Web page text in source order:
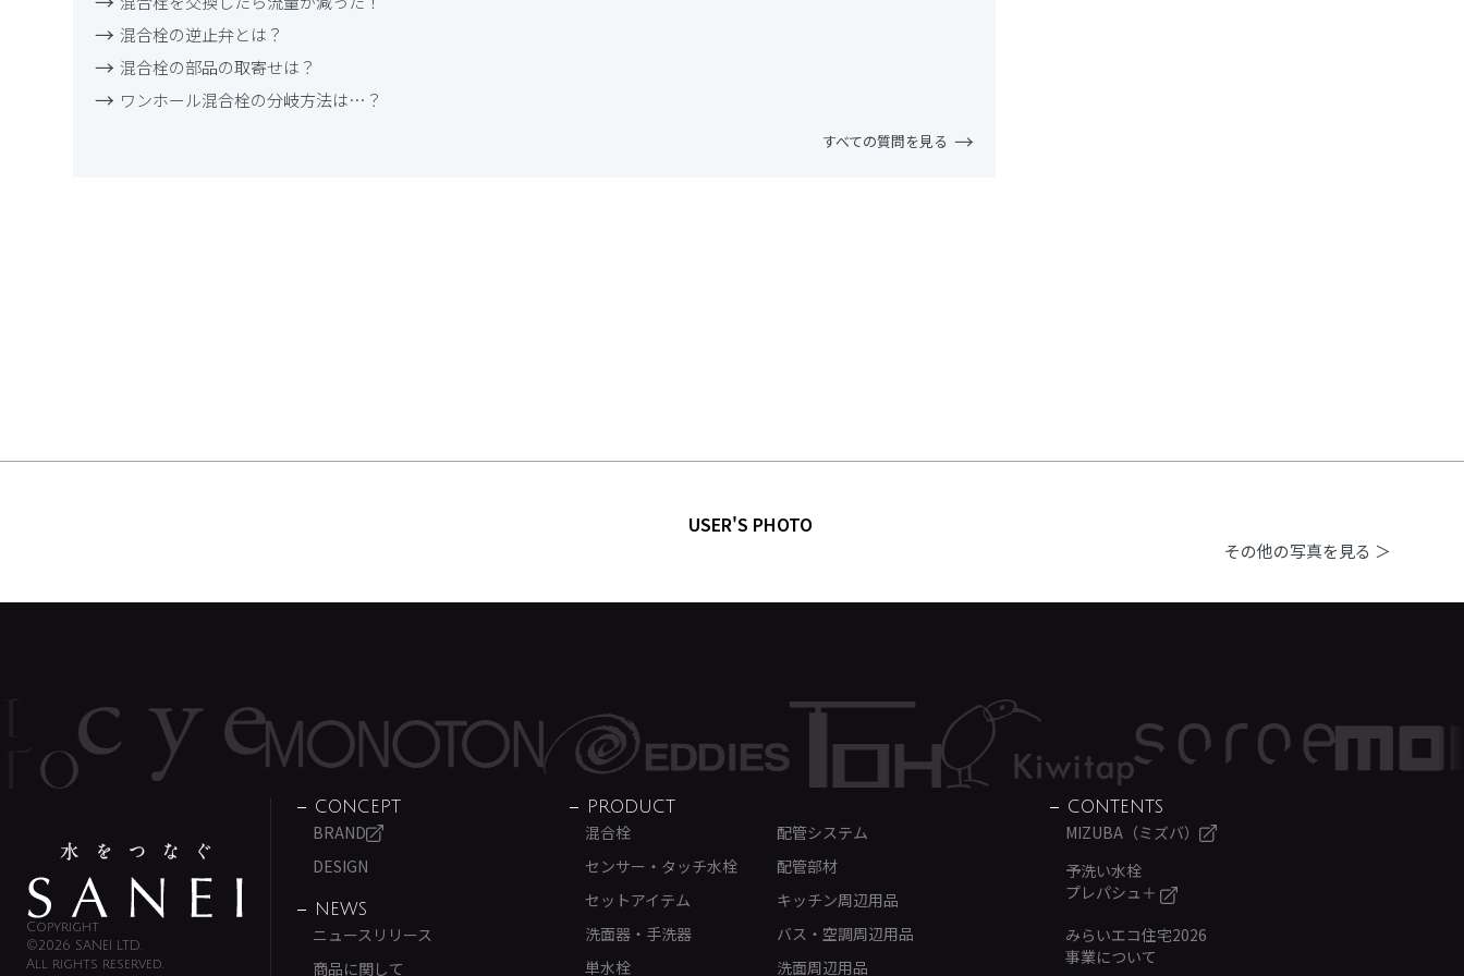
混合栓の逆止弁とは？
混合栓の部品の取寄せは？
ワンホール混合栓の分岐方法は…？
すべての質問を見る
USER'S PHOTO
その他の写真を見る ＞
Copyright
©2026 SANEI LTD.
All rights reserved.
CONCEPT
BRAND
DESIGN
NEWS
ニュースリリース
商品に関して
PRODUCT
混合栓
センサー・タッチ水栓
セットアイテム
洗面器・手洗器
単水栓
配管システム
配管部材
キッチン周辺用品
バス・空調周辺用品
洗面周辺用品
CONTENTS
MIZUBA（ミズバ）
予洗い水栓
プレパシュ＋
みらいエコ住宅2026
事業について